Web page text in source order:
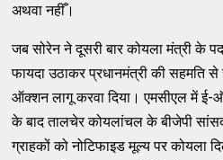
अथवा नहीँ।
जब सोरेन ने दूसरी बार कोयला मंत्री के
फायदा उठाकर प्रधानमंत्री की सहमति से
ऑक्शन लागू करवा दिया। एमसीएल में
के बाद तालचेर कोयलांचल के बीजेपी
ग्राहकों को नोटिफाइड मूल्य पर कोयला